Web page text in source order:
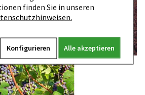
finden Sie in unseren
Konfigurieren Alle akzeptieren